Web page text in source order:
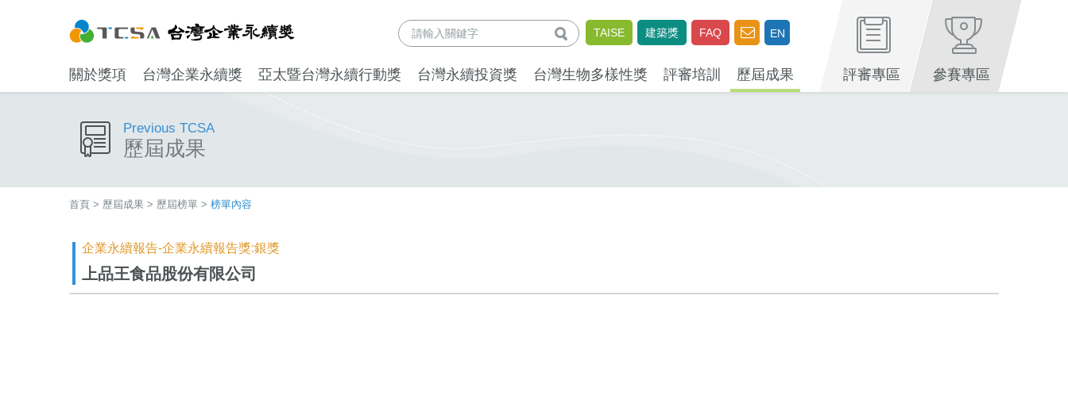
查詢 TAISE 建築獎 FAQ EN
關於獎項 台灣企業永續獎 亞太暨台灣永續行動獎 台灣永續投資獎 台灣生物多樣性獎 評審培訓 歷屆成果 評審專區 參賽專區
Previous TCSA
歷屆成果
首頁 > 歷屆成果 > 歷屆榜單 > 榜單內容
企業永續報告-企業永續報告獎:銀獎
上品王食品股份有限公司